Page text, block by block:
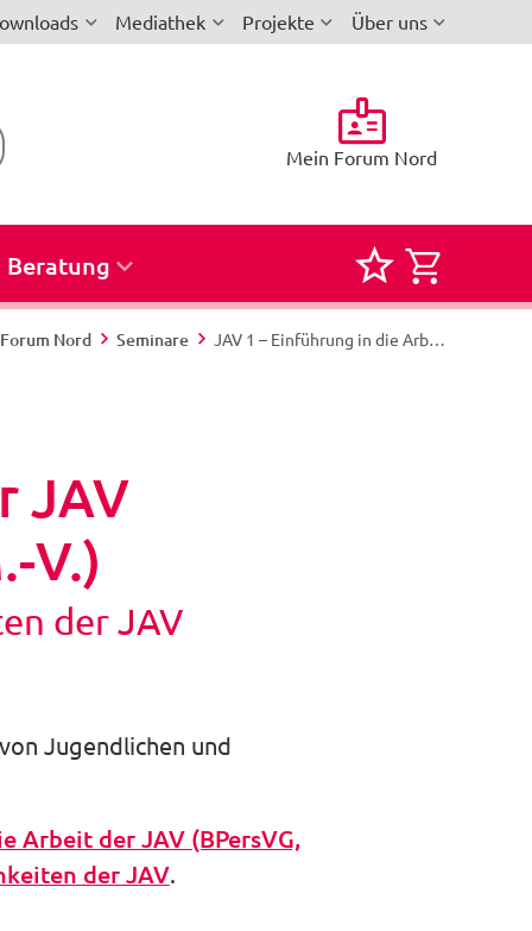
Mediathek Projekte Über uns
Mein Forum Nord
Beratung
Merkliste
für zur
Nord Seminare JAV 1 – Einführung in die Arbeit der JAV (BPersVG, MBG S.-H. und PersVG M.-V.) - Grundlegende Aufgaben und Handlungsmöglichkeiten der JAV - Nord 422/26 - Undeloh
JAV
V.)
der JAV
Jugendlichen und
Arbeit der JAV (BPersVG,
der JAV.